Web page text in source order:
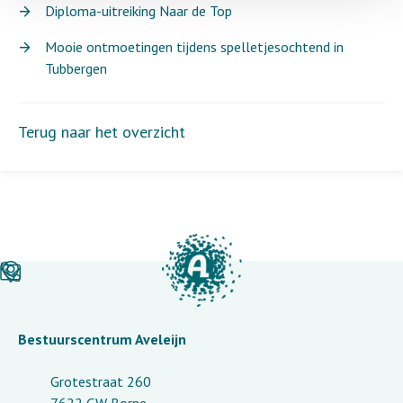
Diploma-uitreiking Naar de Top
Mooie ontmoetingen tijdens spelletjesochtend in
Tubbergen
Terug naar het overzicht
Bestuurscentrum Aveleijn
Grotestraat 260